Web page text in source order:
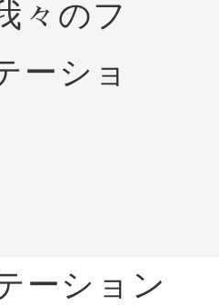
々のフ
ーショ
ーション